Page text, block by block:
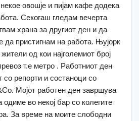
овошје и пијам кафе додека
Секогаш гледам вечерта
храна за другиот ден и да
пристигнам на работа. Њујорк
од кои најголемиот број
т.е метро . Работниот ден
со репорти и состаноци со
Мојот работен ден завршува
одиме во некој бар со колегите
За време на моите слободни